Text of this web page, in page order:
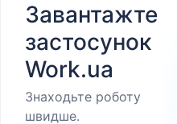
Завантажте
застосунок
Work.ua
Знаходьте роботу
швидше.